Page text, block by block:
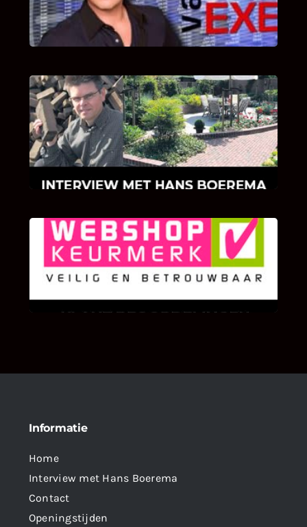
van Bricks and Stones aan dit programma.
INTERVIEW MET HANS BOEREMA
Hoe Bricks and Stones ontstaan is en wat
Hans Boerema motiveert in de wereld van
klinkers en tegels!
KLANT BEOORDELINGEN
We zijn er zeer op gesteld om te weten wat u
als klant van ons en onze diensten vindt.
Informatie
Home
Interview met Hans Boerema
Contact
Openingstijden